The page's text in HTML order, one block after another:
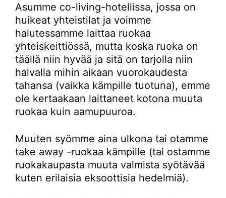
Asumme co-living-hotellissa, jossa on
huikeat yhteistilat ja voimme
halutessamme laittaa ruokaa
yhteiskeittiössä, mutta koska ruoka on
täällä niin hyvää ja sitä on tarjolla niin
halvalla mihin aikaan vuorokaudesta
tahansa (vaikka kämpille tuotuna), emme
ole kertaakaan laittaneet kotona muuta
ruokaa kuin aamupuuroa.
Muuten syömme aina ulkona tai otamme
take away -ruokaa kämpille (tai ostamme
ruokakaupasta muuta valmista syötävää
kuten erilaisia eksoottisia hedelmiä).